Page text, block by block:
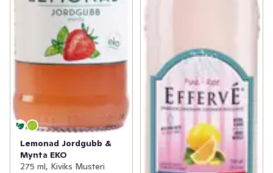
Lemonad Jordgubb &
Mynta EKO
275 ml, Kiviks Musteri